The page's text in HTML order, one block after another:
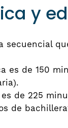
y
es de 150
de 225
de